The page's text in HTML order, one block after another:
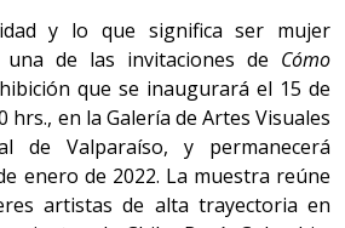
y lo que significa ser mujer
una de las invitaciones de Cómo
que se inaugurará el 15 de
hrs., en la Galería de Artes Visuales
de Valparaíso, y permanecerá
enero de 2022. La muestra reúne
artistas de alta trayectoria en